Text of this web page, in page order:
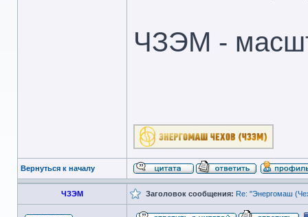
ЧЗЭМ -
Вернуться к началу
ЧЗЭМ Заголовок сообщения: Re: "Энергомаш